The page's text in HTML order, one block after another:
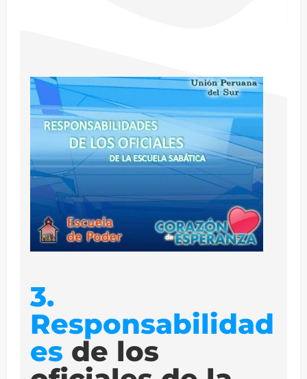
3.
Responsabilidad
es de los